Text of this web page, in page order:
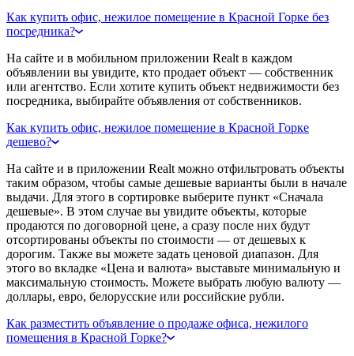
Как купить офис, нежилое помещение в Красной Горке без
посредника?
На сайте и в мобильном приложении Realt в каждом
объявлении вы увидите, кто продает объект — собственник
или агентство. Если хотите купить объект недвижимости без
посредника, выбирайте объявления от собственников.
Как купить офис, нежилое помещение в Красной Горке
дешево?
На сайте и в приложении Realt можно отфильтровать объекты
таким образом, чтобы самые дешевые варианты были в начале
выдачи. Для этого в сортировке выберите пункт «Сначала
дешевые». В этом случае вы увидите объекты, которые
продаются по договорной цене, а сразу после них будут
отсортированы объекты по стоимости — от дешевых к
дорогим. Также вы можете задать ценовой диапазон. Для
этого во вкладке «Цена и валюта» выставьте минимальную и
максимальную стоимость. Можете выбрать любую валюту —
доллары, евро, белорусские или российские рубли.
Как разместить объявление о продаже офиса, нежилого
помещения в Красной Горке?